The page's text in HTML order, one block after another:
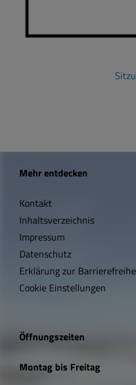
W
c
h
t
i
e
L
Mehr entdecken
Kontakt
Inhaltsverzeichnis
Impressum
Datenschutz
Erklärung zur
Cookie Einstellungen
Öffnungszeiten
Montag bis Freitag